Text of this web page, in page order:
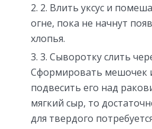
2. Влить уксус и
огне, пока не начнут
хлопья.
3. Сыворотку слить
Сформировать мешочек
подвесить его над
мягкий сыр, то
для твердого